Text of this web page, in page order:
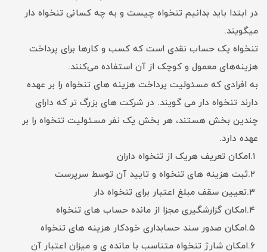
در ابتدا باید بدانیم تنخواه چیست و به چه کسانی تنخواه دار
میگویند.
تنخواه یک حساب نقدی است که کسب و کارها برای پرداخت
هزینه‌های معمول و کوچک از آن استفاده می‌کنند.
به افرادی که مسئولیت پرداخت هزینه های تنخواه را بر عهده
دارند تنخواه دار می گویند. در شرکت های بزرگ تر که دارای
چندین بخش هستند، هر بخش یک نفر مسئولیت تنخواه را بر
عهده دارد.